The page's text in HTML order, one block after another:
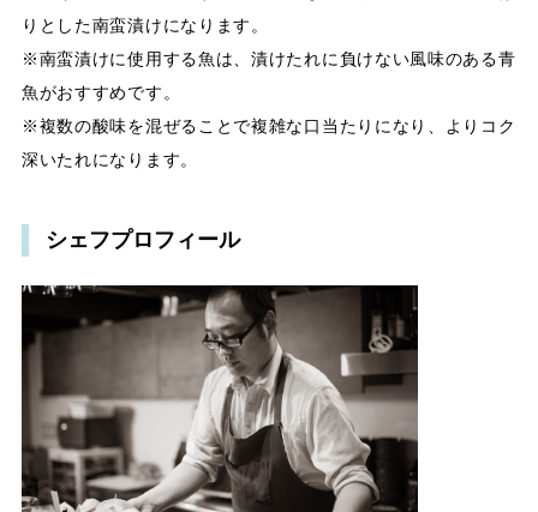
りとした南蛮漬けになります。
※南蛮漬けに使用する魚は、漬けたれに負けない風味のある青
魚がおすすめです。
※複数の酸味を混ぜることで複雑な口当たりになり、よりコク
深いたれになります。
シェフプロフィール